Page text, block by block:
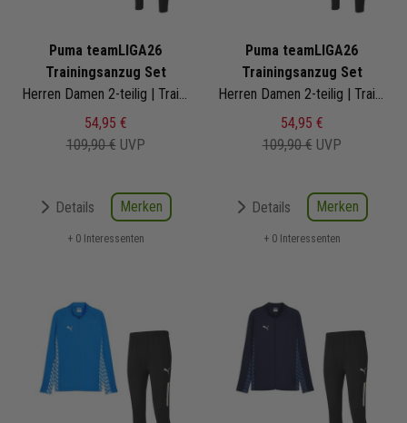
Puma teamLIGA26
Trainingsanzug Set
Herren Damen 2-teilig | Trainingsjacke Trainingshose
54,95 €
109,90 € UVP
Details Merken
+ 0 Interessenten
Puma teamLIGA26
Trainingsanzug Set
Herren Damen 2-teilig | Trainingsjacke Trainingshose
54,95 €
109,90 € UVP
Details Merken
+ 0 Interessenten